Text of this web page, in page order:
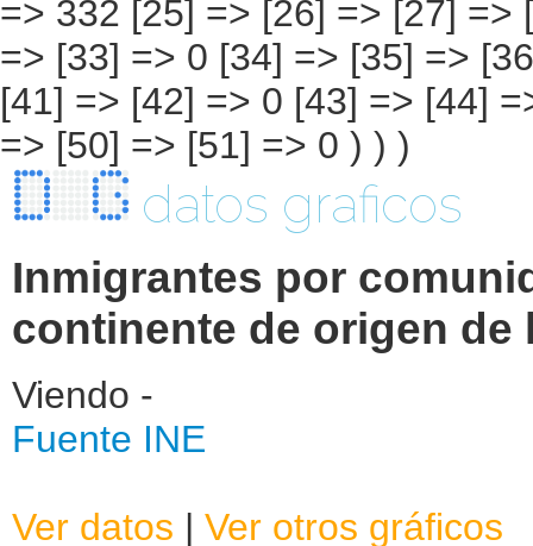
datos graficos
Inmigrantes por
continente de origen de
Viendo -
Fuente INE
Ver datos | Ver otros gráficos